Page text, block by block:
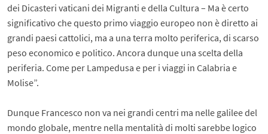
dei Dicasteri vaticani dei Migranti e della Cultura – Ma è certo
significativo che questo primo viaggio europeo non è diretto ai
grandi paesi cattolici, ma a una terra molto periferica, di scarso
peso economico e politico. Ancora dunque una scelta della
periferia. Come per Lampedusa e per i viaggi in Calabria e
Molise”.
Dunque Francesco non va nei grandi centri ma nelle galilee del
mondo globale, mentre nella mentalità di molti sarebbe logico